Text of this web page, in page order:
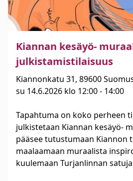
Kiannan kesäyö-
julkistamistilaisuus
Kiannonkatu 31, 89600
su 14.6.2026 klo 12:00 - 14:00
Tapahtuma on koko perheen
julkistetaan Kiannan kesäyö-
pääsee tutustumaan Kiannon
maalaamaan muraalista
kuulemaan Turjanlinnan